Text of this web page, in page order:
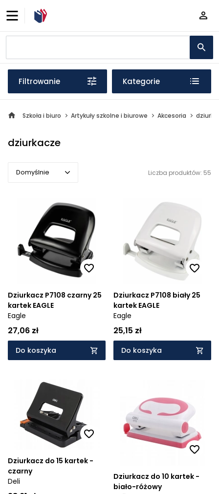
Filtrowanie Kategorie
Szkoła i biuro Artykuły szkolne i biurowe Akcesoria
dziurkacze
Domyślnie
Popularne
Cena rosnąco
Cena malejąco
Od najnowszych
Od najstarszych
Liczba produktów: 55
Dziurkacz P7108 czarny 25
kartek EAGLE
Eagle
27,06 zł
Do koszyka
Dziurkacz P7108 biały 25
kartek EAGLE
Eagle
25,15 zł
Do koszyka
Dziurkacz do 15 kartek -
czarny
Deli
Dziurkacz do 10 kartek -
biało-różowy